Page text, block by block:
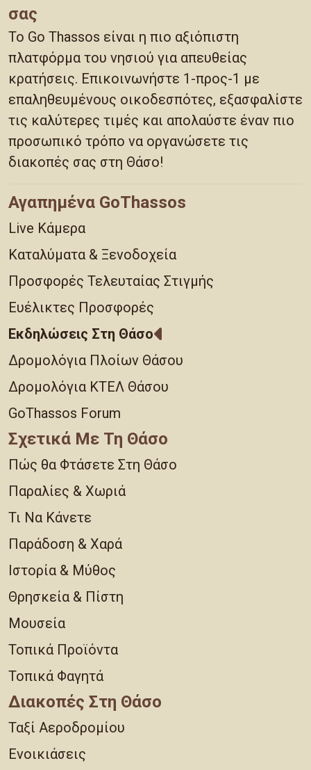
σας
Το Go Thassos είναι η πιο αξιόπιστη
πλατφόρμα του νησιού για απευθείας
κρατήσεις. Επικοινωνήστε 1-προς-1 με
επαληθευμένους οικοδεσπότες, εξασφαλίστε
τις καλύτερες τιμές και απολαύστε έναν πιο
προσωπικό τρόπο να οργανώσετε τις
διακοπές σας στη Θάσο!
Αγαπημένα GoThassos
Live Κάμερα
Καταλύματα & Ξενοδοχεία
Προσφορές Τελευταίας Στιγμής
Ευέλικτες Προσφορές
Εκδηλώσεις Στη Θάσο
Δρομολόγια Πλοίων Θάσου
Δρομολόγια ΚΤΕΛ Θάσου
GoThassos Forum
Σχετικά Με Τη Θάσο
Πώς θα Φτάσετε Στη Θάσο
Παραλίες & Χωριά
Τι Να Κάνετε
Παράδοση & Χαρά
Ιστορία & Μύθος
Θρησκεία & Πίστη
Μουσεία
Τοπικά Προϊόντα
Τοπικά Φαγητά
Διακοπές Στη Θάσο
Ταξί Αεροδρομίου
Ενοικιάσεις